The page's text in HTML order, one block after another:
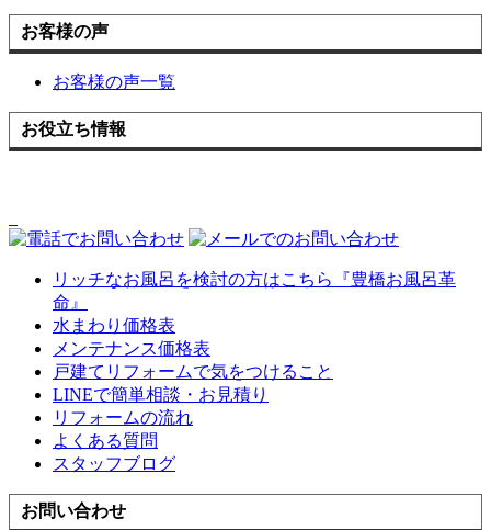
お客様の声
お客様の声一覧
お役立ち情報
リッチなお風呂を検討の方はこちら『豊橋お風呂革
命』
水まわり価格表
メンテナンス価格表
戸建てリフォームで気をつけること
LINEで簡単相談・お見積り
リフォームの流れ
よくある質問
スタッフブログ
お問い合わせ